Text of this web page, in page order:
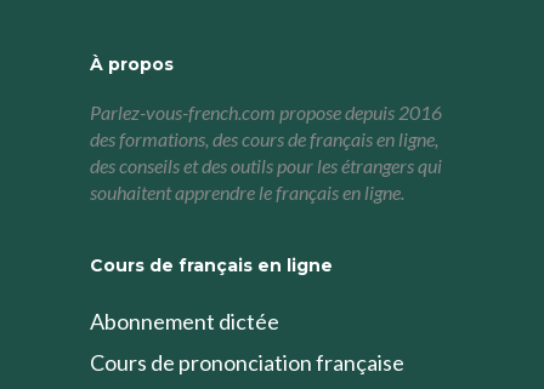
À propos
Parlez-vous-french.com propose depuis 2016
des formations, des cours de français en ligne,
des conseils et des outils pour les étrangers qui
souhaitent apprendre le français en ligne.
Cours de français en ligne
Abonnement dictée
Cours de prononciation française